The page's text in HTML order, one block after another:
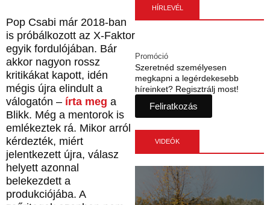
Pop Csabi már 2018-ban
is próbálkozott az X-Faktor
egyik fordulójában. Bár
akkor nagyon rossz
kritikákat kapott, idén
mégis újra elindult a
válogatón – írta meg a
Blikk. Még a mentorok is
emlékeztek rá. Mikor arról
kérdezték, miért
jelentkezett újra, válasz
helyett azonnal
belekezdett a
produkciójába. A
HÍRLEVÉL
Szeretnéd személyesen
megkapni a legérdekesebb
híreinket? Regisztrálj most!
Feliratkozás
Promóció
VIDEÓK